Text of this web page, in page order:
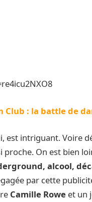
Club : la battle de
est intriguant. Voire
On est bien
alcool,
par cette
Camille Rowe et un